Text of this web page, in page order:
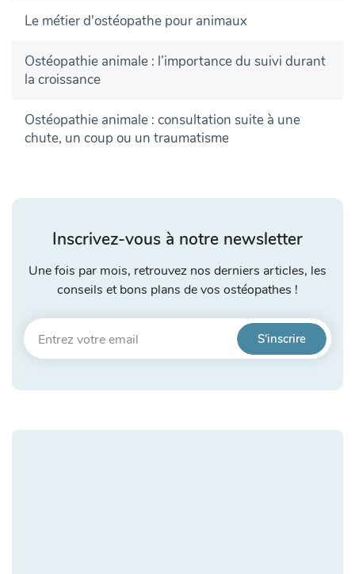
Le métier d'ostéopathe pour animaux
Ostéopathie animale : l’importance du suivi durant
la croissance
Ostéopathie animale : consultation suite à une
chute, un coup ou un traumatisme
Inscrivez-vous à notre newsletter
Une fois par mois, retrouvez nos derniers articles, les
conseils et bons plans de vos ostéopathes !